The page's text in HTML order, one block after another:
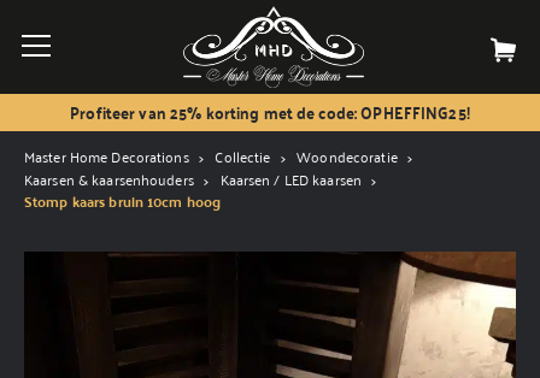
Profiteer van 25% korting met de code: OPHEFFING25!
Master Home Decorations Collectie
Woondecoratie
Kaarsen & kaarsenhouders
Kaarsen / LED kaarsen
Stomp kaars bruin 10cm hoog